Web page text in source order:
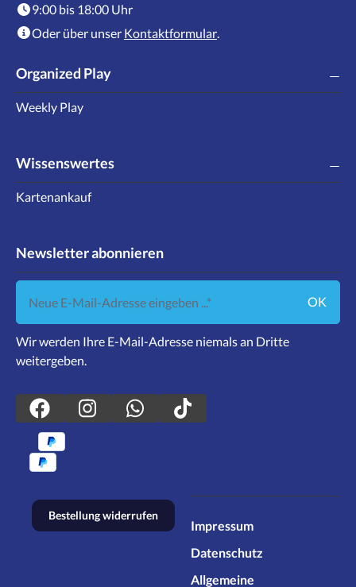
9:00 bis 18:00 Uhr
Oder über unser Kontaktformular
Organized Play
Weekly Play
Wissenswertes
Kartenankauf
Newsletter abonnieren
Neue E-Mail-Adresse eingeben ...
OK
Wir werden Ihre E-Mail-Adresse niemals an Dritte
weitergeben.
Bestellung widerrufen
Impressum
Datenschutz
Allgemeine